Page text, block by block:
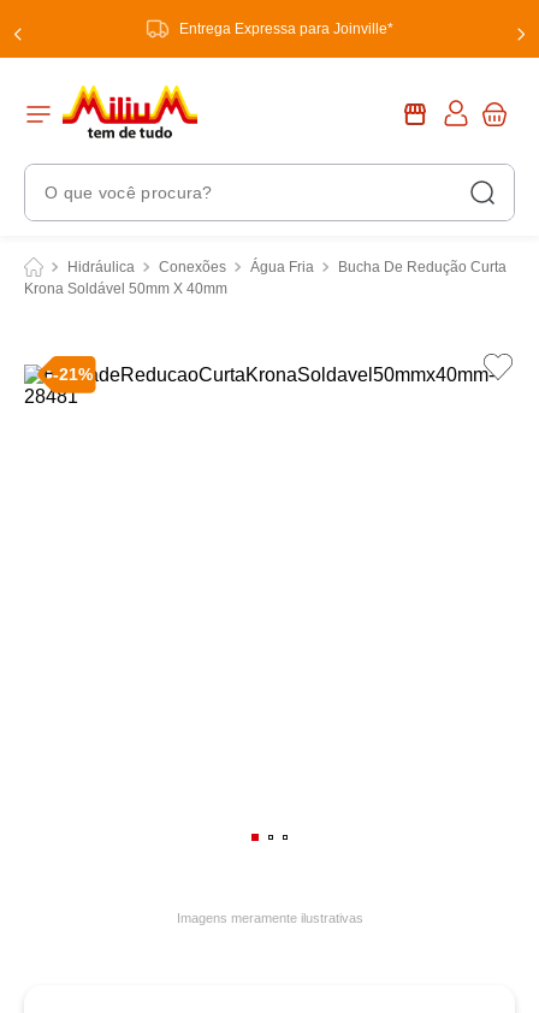
Entrega Expressa para Joinville*
O que você procura?
Hidráulica Conexões Água Fria
Bucha De Redução Curta
Krona Soldável 50mm X 40mm
-21%
Imagens meramente ilustrativas
Termos Mais Buscados
3º torneira